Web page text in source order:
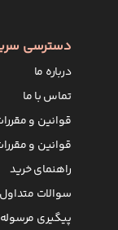
دسترسی
درباره ما
تماس با ما
قوانین و
قوانین و
راهنمای خرید
سوالات متداول
پیگیری